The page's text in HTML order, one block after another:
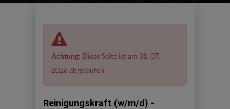
Achtung: Diese Seite ist am 31. 07.
2026 abgelaufen.
Reinigungskraft (w/m/d) -